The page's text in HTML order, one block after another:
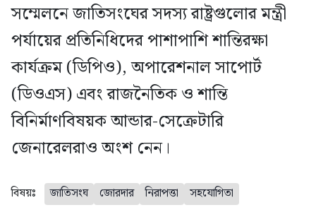
সম্মেলনে জাতিসংঘের সদস্য রাষ্ট্রগুলোর মন্ত্রী
পর্যায়ের প্রতিনিধিদের পাশাপাশি শান্তিরক্ষা
কার্যক্রম (ডিপিও), অপারেশনাল সাপোর্ট
(ডিওএস) এবং রাজনৈতিক ও শান্তি
বিনির্মাণবিষয়ক আন্ডার-সেক্রেটারি
জেনারেলরাও অংশ নেন।
বিষয়ঃ জাতিসংঘ জোরদার নিরাপত্তা সহযোগিতা